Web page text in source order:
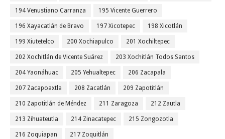
194 Venustiano Carranza 195 Vicente Guerrero
196 Xayacatlán de Bravo 197 Xicotepec 198 Xicotlán
199 Xiutetelco 200 Xochiapulco 201 Xochiltepec
202 Xochitlán de Vicente Suárez 203 Xochitlán Todos Santos
204 Yaonáhuac 205 Yehualtepec 206 Zacapala
207 Zacapoaxtla 208 Zacatlán 209 Zapotitlán
210 Zapotitlán de Méndez 211 Zaragoza 212 Zautla
213 Zihuateutla 214 Zinacatepec 215 Zongozotla
216 Zoquiapan 217 Zoquitlán